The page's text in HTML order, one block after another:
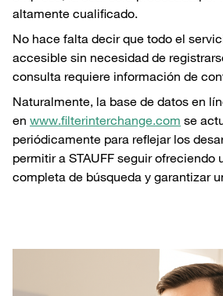
altamente cualificado.
No hace falta decir que todo el
accesible sin necesidad de
consulta requiere información de
Naturalmente, la base de datos en
en www.filterinterchange.com se
periódicamente para reflejar los
permitir a STAUFF seguir ofreciendo
completa de búsqueda y garantizar